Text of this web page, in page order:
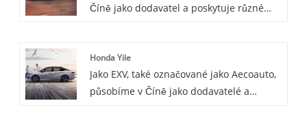
Číně jako dodavatel a poskytuje různé
Hatchback je kompaktní hatchback se
sportovním vzhledem a ovladatelností,
ideální pro mladé lidi a rodiny, nabízející
Honda Yile
Jako EXV, také označované jako Aecoauto,
působíme v Číně jako dodavatelé a